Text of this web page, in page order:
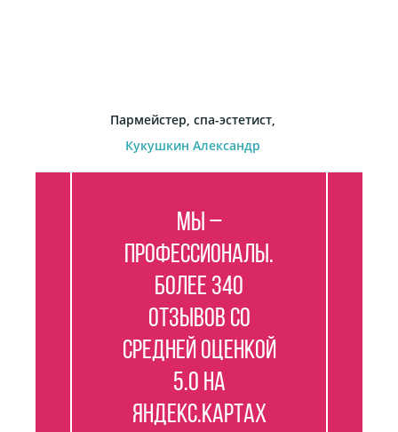
Пармейстер, спа-эстетист,
Кукушкин Александр
Мы –
профессионалы.
Более 340
отзывов со
средней оценкой
5.0 на
Яндекс.Картах